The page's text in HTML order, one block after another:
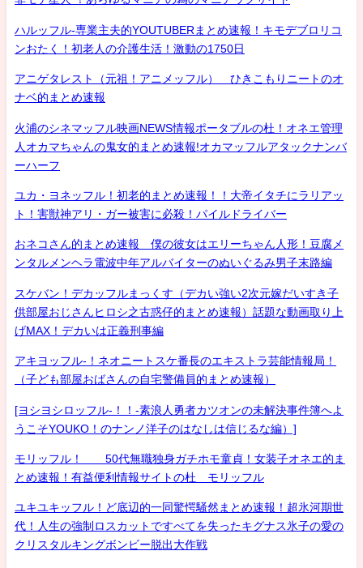
ハルッフル-専業主夫的YOUTUBERまとめ速報！キモデブロリコ
ンおたく！初老人の介護生活！激動の1750日
アニゲタレスト（元祖！アニメッフル） ひきこもりニートのオ
ナベ的まとめ速報
火浦のシネマッフル映画NEWS情報ポータブルの杜！オネエ管理
人オカマちゃんの鬼女的まとめ速報!オカマッフルアタックナンバ
ーハーフ
ユカ・ヨネッフル！初老的まとめ速報！！大帝イタチにラリアッ
ト！害獣神アリ・ガー被害に必殺！パイルドライバー
おネコさん的まとめ速報 僕の彼女はエリーちゃん人形！豆腐メ
ンタルメンヘラ電波中年アルバイターのぬいぐるみ男子末路編
スケバン！デカッフルまっくす（デカい強い2次元嫁だいすき子
供部屋おじさんヒロシ之古惑仔的まとめ速報）話題な動画取り上
げMAX！デカいは正義刑事編
アキヨッフル-！ネオニートスケ番長のエキストラ芸能情報局！
（子ども部屋おばさんの自宅警備員的まとめ速報）
[ヨシヨシロッフル-！！-素浪人勇者カツオンの未解決事件簿へよ
うこそYOUKO！のナンノ洋子のはなしは信じるな編）]
モリッフル！ 50代無職独身ガチホモ童貞！女装子オネエ的ま
とめ速報！有益便利情報サイトの杜 モリッフル
ユキユキッフル！ど底辺的一同驚愕騒然まとめ速報！超氷河期世
代！人生の強制ロスカットですべてを失ったキグナス氷子の愛の
クリスタルキングボンビー脱出大作戦